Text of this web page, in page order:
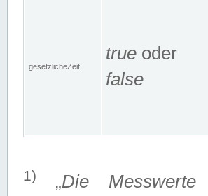
gesetzlicheZeit
true oder
false
1) „Die